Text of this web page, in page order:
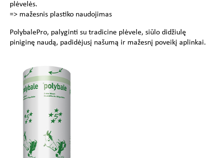
plėvelės.
=> mažesnis plastiko naudojimas
PolybalePro, palyginti su tradicine plėvele, siūlo didžiulę
piniginę naudą, padidėjusį našumą ir mažesnį poveikį aplinkai.